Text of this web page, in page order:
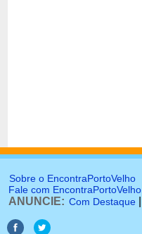
Sobre o EncontraPortoVelho
Fale com EncontraPortoVelho
ANUNCIE: Com Destaque